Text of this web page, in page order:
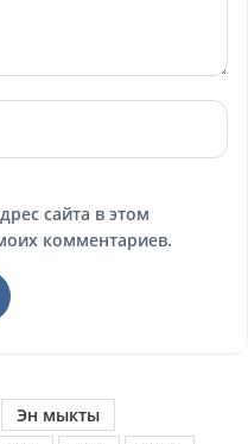
сайта в этом
комментариев.
Эн мыкты